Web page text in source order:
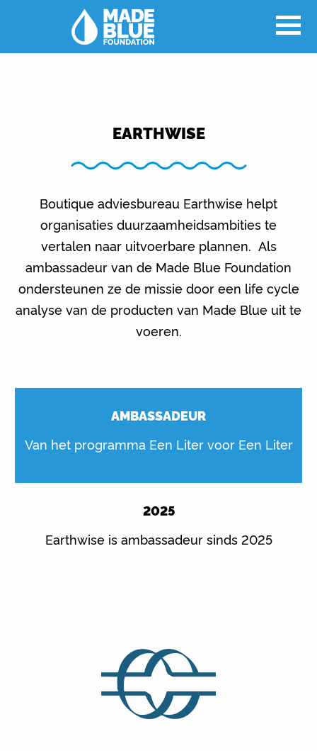
EARTHWISE
Boutique adviesbureau Earthwise helpt
organisaties duurzaamheidsambities te
vertalen naar uitvoerbare plannen. Als
ambassadeur van de Made Blue Foundation
ondersteunen ze de missie door een life cycle
analyse van de producten van Made Blue uit te
voeren.
AMBASSADEUR
Van het programma Een Liter voor Een Liter
2025
Earthwise is ambassadeur sinds 2025